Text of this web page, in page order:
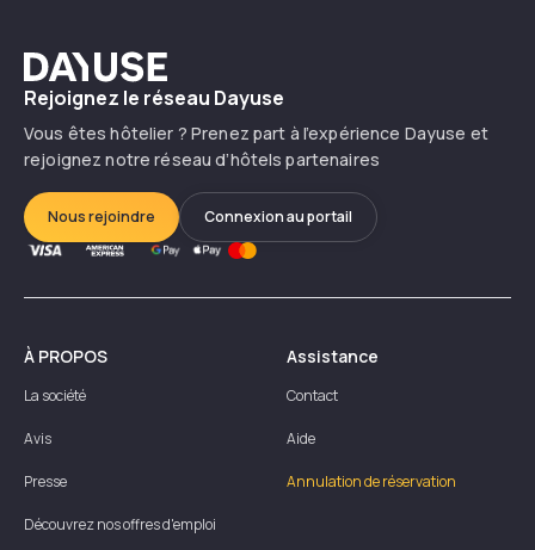
Dayuse
Rejoignez le réseau Dayuse
Vous êtes hôtelier ? Prenez part à l’expérience Dayuse et
rejoignez notre réseau d’hôtels partenaires
Nous rejoindre Connexion au portail
À PROPOS
La société
Avis
Presse
Découvrez nos offres d'emploi
Assistance
Contact
Aide
Annulation de réservation